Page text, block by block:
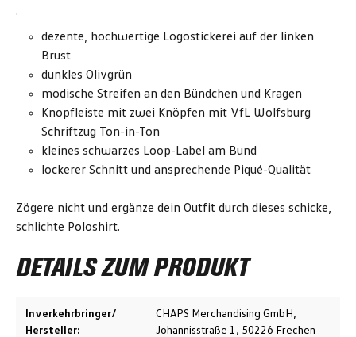
.
dezente, hochwertige Logostickerei auf der linken
Brust
dunkles Olivgrün
modische Streifen an den Bündchen und Kragen
Knopfleiste mit zwei Knöpfen mit VfL Wolfsburg
Schriftzug Ton-in-Ton
kleines schwarzes Loop-Label am Bund
lockerer Schnitt und ansprechende Piqué-Qualität
Zögere nicht und ergänze dein Outfit durch dieses schicke,
schlichte Poloshirt.
DETAILS ZUM PRODUKT
Inverkehrbringer/
Hersteller:
CHAPS Merchandising GmbH,
Johannisstraße 1, 50226 Frechen